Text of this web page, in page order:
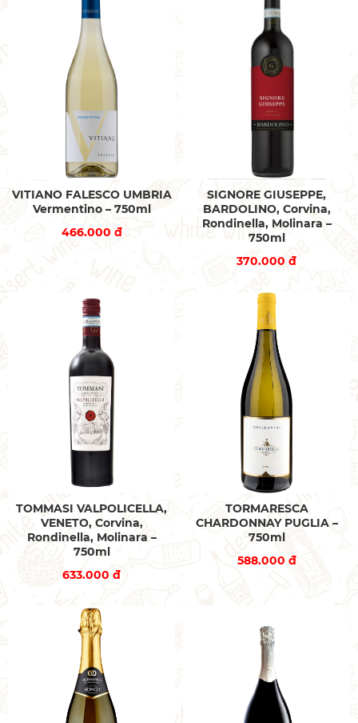
VITIANO FALESCO UMBRIA
Vermentino – 750ml
466.000 đ
SIGNORE GIUSEPPE,
BARDOLINO, Corvina,
Rondinella, Molinara –
750ml
370.000 đ
TOMMASI VALPOLICELLA,
VENETO, Corvina,
Rondinella, Molinara –
750ml
633.000 đ
TORMARESCA
CHARDONNAY PUGLIA –
750ml
588.000 đ